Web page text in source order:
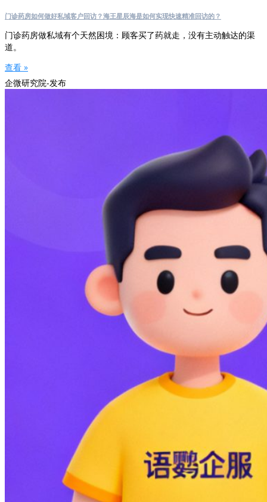
门诊药房如何做好私域客户回访？海王星辰海是如何实现快速精准回访的？
门诊药房做私域有个天然困境：顾客买了药就走，没有主动触达的渠
道。
查看 »
企微研究院-发布